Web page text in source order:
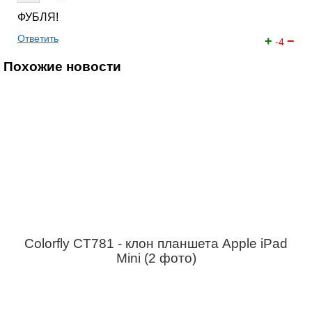
ФУБЛЯ!
+ -4 −
Ответить
Похожие новости
Colorfly CT781 - клон планшета Apple iPad
Mini (2 фото)